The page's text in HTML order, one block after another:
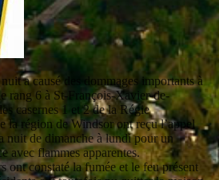
a causé des dommages importants à
rang 6 à St-François-Xavier-de-
casernes 1 et 2 de la Régie
la région de Windsor ont reçu l’appel
nuit de dimanche à lundi pour un
avec flammes apparentes.
ont constaté la fumée et le feu présent